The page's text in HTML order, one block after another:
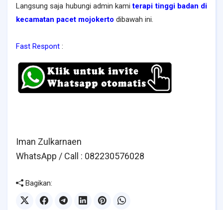
Langsung saja hubungi admin kamiterapi tinggi badan di
kecamatan pacet mojokerto dibawah ini.
Fast Respont :
Iman Zulkarnaen
WhatsApp / Call : 082230576028
Bagikan: